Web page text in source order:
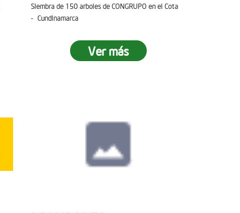
Siembra de 150 arboles de CONGRUPO en el Cota
- Cundinamarca
Ver más